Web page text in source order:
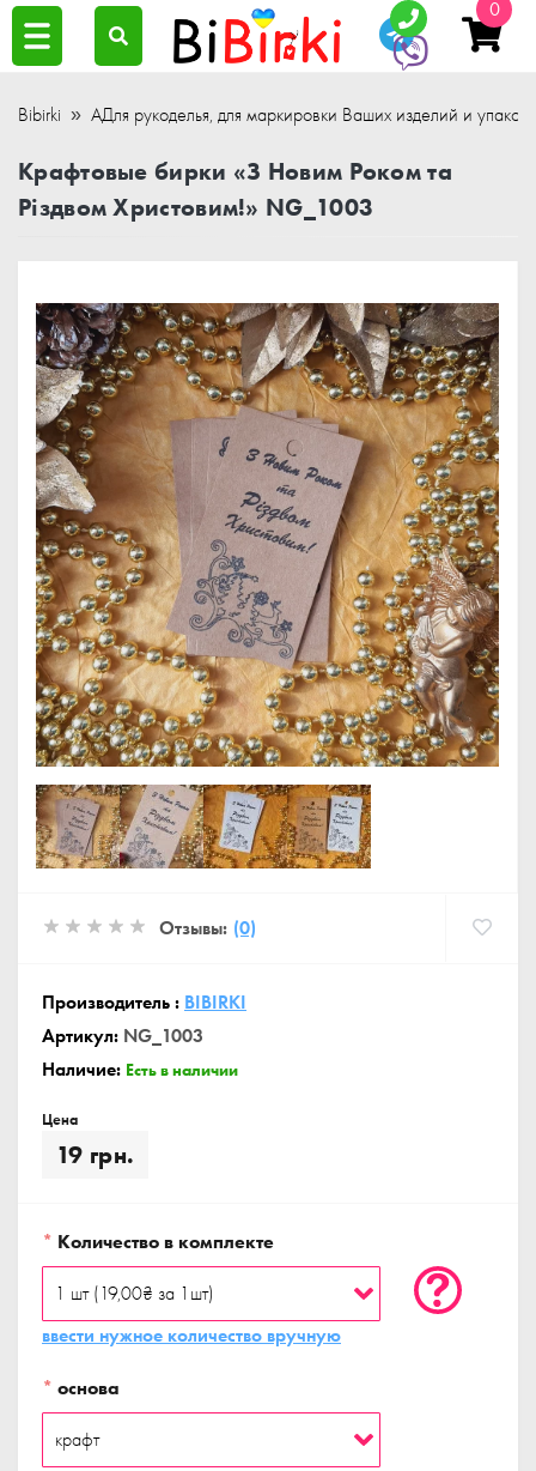
0
Bibirki АДля рукоделья, для маркировки Ваших изделий и
Крафтовые бирки «З Новим Роком та
Різдвом Христовим!» NG_1003
Отзывы: (0)
Производитель : BIBIRKI
Артикул: NG_1003
Наличие: Есть в наличии
Цена
19 грн.
* Количество в комплекте
ввести нужное количество вручную
* основа